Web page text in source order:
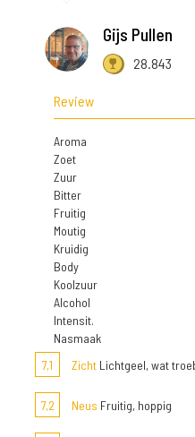
Gijs Pullen
28.843
Review
Aroma
Zoet
Zuur
Bitter
Fruitig
Moutig
Kruidig
Body
Koolzuur
Alcohol
Intensit.
Nasmaak
7,1
Zicht Lichtgeel, wat
7,2 Neus Fruitig, hoppig